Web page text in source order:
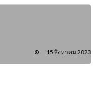
15 สิงหาคม 2023